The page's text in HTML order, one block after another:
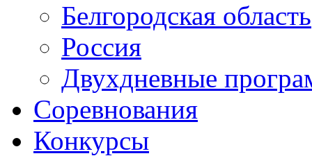
Белгородская область
Россия
Двухдневные
Соревнования
Конкурсы